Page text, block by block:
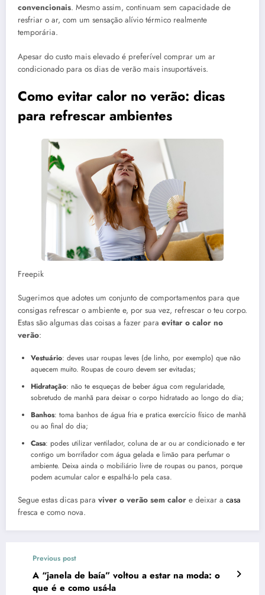
convencionais. Mesmo assim, continuam sem capacidade de
resfriar o ar, com um sensação alívio térmico realmente
temporária.
Apesar do custo mais elevado é preferível comprar um ar
condicionado para os dias de verão mais insuportáveis.
Como evitar calor no verão: dicas
para refrescar ambientes
Freepik
Sugerimos que adotes um conjunto de comportamentos para que
consigas refrescar o ambiente e, por sua vez, refrescar o teu corpo.
Estas são algumas das coisas a fazer para evitar o calor no
verão:
Vestuário: deves usar roupas leves (de linho, por exemplo) que não
aquecem muito. Roupas de couro devem ser evitadas;
Hidratação: não te esqueças de beber água com regularidade,
sobretudo de manhã para deixar o corpo hidratado ao longo do dia;
Banhos: toma banhos de água fria e pratica exercício físico de manhã
ou ao final do dia;
Casa: podes utilizar ventilador, coluna de ar ou ar condicionado e ter
contigo um borrifador com água gelada e limão para perfumar o
ambiente. Deixa ainda o mobiliário livre de roupas ou panos, porque
podem acumular calor e espalhá-lo pela casa.
Segue estas dicas para viver o verão sem calor e deixar a casa
fresca e como nova.
Previous post
A “janela de baía” voltou a estar na moda: o
que é e como usá-la